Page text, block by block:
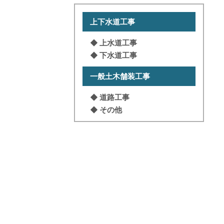
上下⽔道⼯事
◆ 上⽔道⼯事
◆ 下⽔道⼯事
⼀般⼟⽊舗装⼯事
◆ 道路⼯事
◆ その他